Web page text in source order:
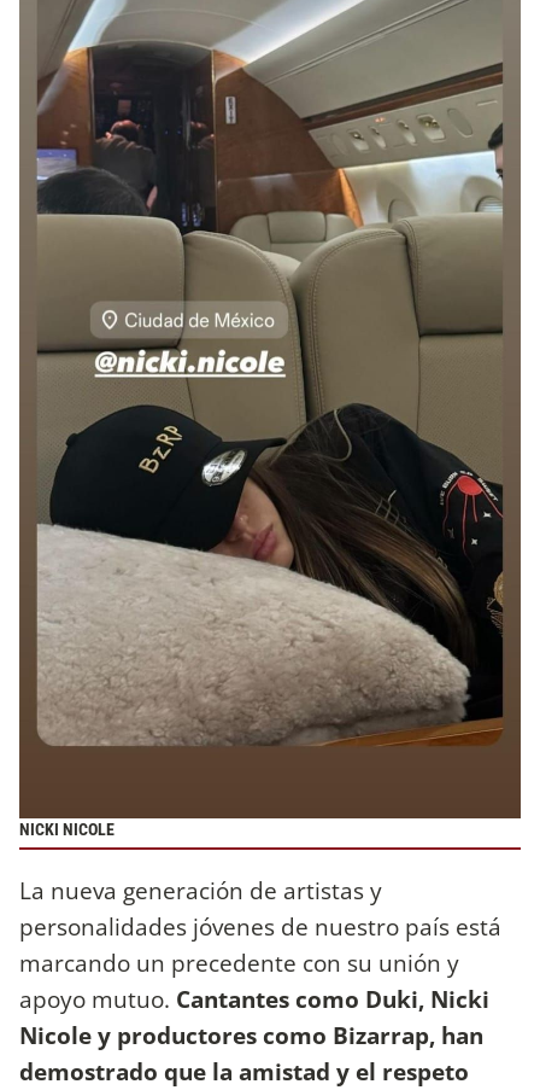
NICKI NICOLE
La nueva generación de artistas y
personalidades jóvenes de nuestro país está
marcando un precedente con su unión y
apoyo mutuo. Cantantes como Duki, Nicki
Nicole y productores como Bizarrap, han
demostrado que la amistad y el respeto